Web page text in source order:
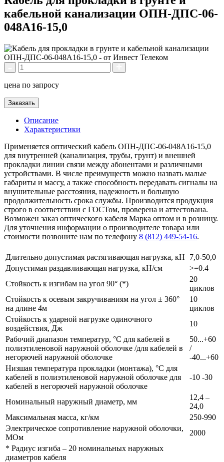
кабельной канализации ОПН-ДПС-06-
048А16-15,0
цена по запросу
Заказать
Описание
Характеристики
Применяется оптический кабель ОПН-ДПС-06-048А16-15,0
для внутренней (канализация, трубы, грунт) и внешней
прокладки линии связи между абонентами и различными
устройствами. В числе преимуществ можно назвать малые
габариты и массу, а также способность передавать сигналы на
внушительные расстояния, надежность и большую
продолжительность срока службы. Производится продукция
строго в соответствии с ГОСТом, проверена и аттестована.
Возможен заказ оптического кабеля Марка оптом и в розницу.
Для уточнения информации о производителе товара или
стоимости позвоните нам по телефону 8 (812) 449-54-16.
Длительно допустимая растягивающая нагрузка, кН
7,0-50,0
Допустимая раздавливающая нагрузка, кН/см
>=0.4
Стойкость к изгибам на угол 90° (*)
20
циклов
Стойкость к осевым закручиваниям на угол ± 360°
на длине 4м
10
циклов
Стойкость к ударной нагрузке одиночного
воздействия, Дж
10
Рабочий диапазон температур, °С для кабелей в
полиэтиленовой наружной оболочке /для кабелей в
негорючей наружной оболочке
50...+60
/
-40...+60
Низшая температура прокладки (монтажа), °С для
кабелей в полиэтиленовой наружной оболочке для
кабелей в негорючей наружной оболочке
-10 -30
Номинальный наружный диаметр, мм
12,4 –
24,0
Максимальная масса, кг/км
250-990
Электрическое сопротивление наружной оболочки,
МОм
2000
* Радиус изгиба – 20 номинальных наружных
диаметров кабеля